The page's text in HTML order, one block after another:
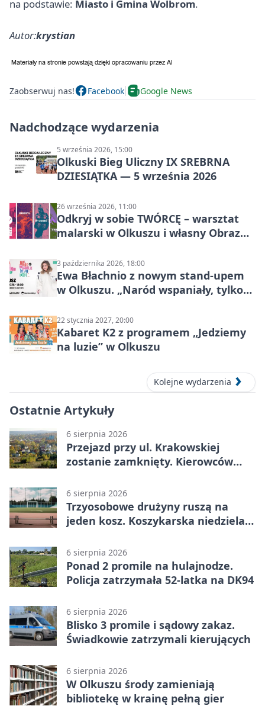
na podstawie: Miasto i Gmina Wolbrom.
Autor:krystian
Zaobserwuj nas! Facebook Google News
Nadchodzące wydarzenia
5 września 2026, 15:00
Olkuski Bieg Uliczny IX SREBRNA
DZIESIĄTKA — 5 września 2026
26 września 2026, 11:00
Odkryj w sobie TWÓRCĘ – warsztat
malarski w Olkuszu i własny Obraz
3 października 2026, 18:00
Ewa Błachnio z nowym stand-upem
w Olkuszu. „Naród wspaniały, tylko
22 stycznia 2027, 20:00
Kabaret K2 z programem „Jedziemy
na luzie” w Olkuszu
Kolejne wydarzenia
Ostatnie Artykuły
6 sierpnia 2026
Przejazd przy ul. Krakowskiej
zostanie zamknięty. Kierowców
6 sierpnia 2026
Trzyosobowe drużyny ruszą na
jeden kosz. Koszykarska niedziela
6 sierpnia 2026
Ponad 2 promile na hulajnodze.
Policja zatrzymała 52-latka na DK94
6 sierpnia 2026
Blisko 3 promile i sądowy zakaz.
Świadkowie zatrzymali kierujących
6 sierpnia 2026
W Olkuszu środy zamieniają
bibliotekę w krainę pełną gier